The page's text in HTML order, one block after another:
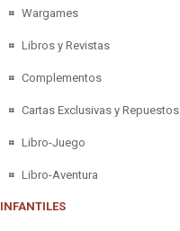
Wargames
Libros y Revistas
Complementos
Cartas Exclusivas y Repuestos
Libro-Juego
Libro-Aventura
INFANTILES